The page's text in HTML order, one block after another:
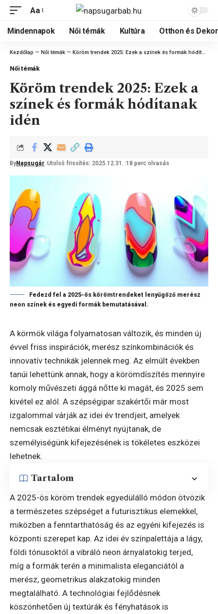
Aa
Mindennapok Női témák Kultúra Otthon és
Kezdőlap — Női témák — Köröm trendek 2025: Ezek a színek és formák hódítanak idén
Női témák
Köröm trendek 2025: Ezek a
színek és formák hódítanak
idén
By Napsugár Utolsó frissítés: 2025.12.31. 18 perc olvasás
Fedezd fel a 2025-ös körömtrendeket lenyűgöző merész
neon színek és egyedi formák bemutatásával.
A körmök világa folyamatosan változik, és minden új
évvel friss inspirációk, merész színkombinációk és
innovatív technikák jelennek meg. Az elmúlt években
tanúi lehettünk annak, hogy a körömdíszítés mennyire
komoly művészeti ággá nőtte ki magát, és 2025 sem
kivétel ez alól. A szépségipar szakértői már most
izgalommal várják az idei év trendjeit, amelyek
nemcsak esztétikai élményt nyújtanak, de
személyiségünk kifejezésének is tökéletes eszközei
lehetnek.
Tartalom
A 2025-ös köröm trendek egyedülálló módon ötvözik
a természetes szépséget a futurisztikus elemekkel,
miközben a fenntarthatóság és az egyéni kifejezés is
központi szerepet kap. Az idei év színpalettája a lágy,
földi tónusoktól a vibráló neon árnyalatokig terjed,
míg a formák terén a minimalista eleganciától a
merész, geometrikus alakzatokig minden
megtalálható. A technológiai fejlődésnek
köszönhetően új textúrák és fényhatások is